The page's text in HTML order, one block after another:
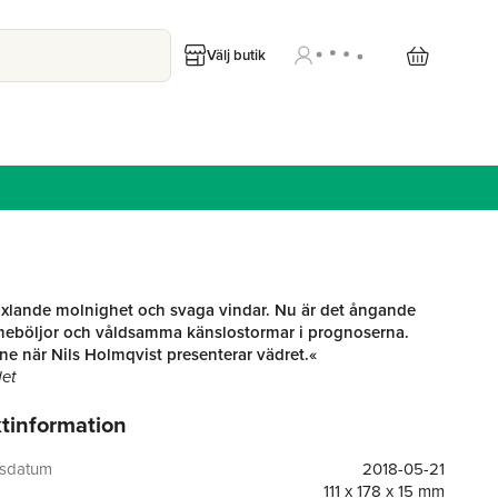
Välj butik
molnighet och svaga vindar. Nu är det ångande
och våldsamma känslostormar i prognoserna.
när Nils Holmqvist presenterar vädret.«
livstid uppleva stormar, värmeböljor, skyfall, otaliga
låt oss inte stanna vid att förstå, låt oss också uppskatta
och molnens ständigt föränderliga skönhet.
2018-05-21
111 x 178 x 15 mm